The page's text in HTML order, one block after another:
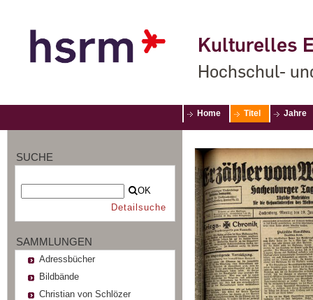
Kulturelles
Hochschul-
Home Titel Jahre
SUCHE
OK
Detailsuche
SAMMLUNGEN
Adressbücher
Bildbände
Christian von Schlözer